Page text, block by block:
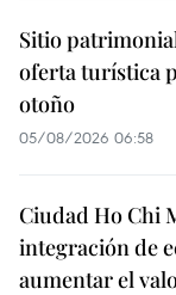
Sitio
oferta turística
otoño
05/08/2026 06:58
Ciudad Ho Chi
integración de
aumentar el